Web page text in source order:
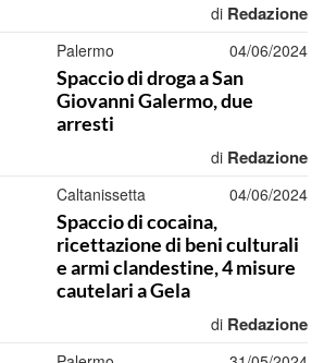
di Redazione
Palermo 04/06/2024
Spaccio di droga a San
Giovanni Galermo, due
arresti
di Redazione
Caltanissetta 04/06/2024
Spaccio di cocaina,
ricettazione di beni culturali
e armi clandestine, 4 misure
cautelari a Gela
di Redazione